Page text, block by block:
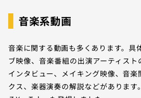
音楽系動画
音楽に関する動画も多くあります。具
ブ映像、音楽番組の出演アーティスト
インタビュー、メイキング映像、音楽
クス、楽器演奏の解説などがあります